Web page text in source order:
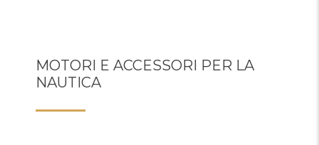
MOTORI E ACCESSORI PER LA
NAUTICA